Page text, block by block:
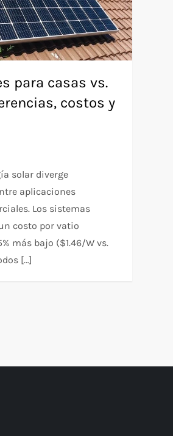
para casas vs.
costos y
solar diverge
aplicaciones
Los sistemas
costo por vatio
más bajo ($1.46/W vs.
[…]